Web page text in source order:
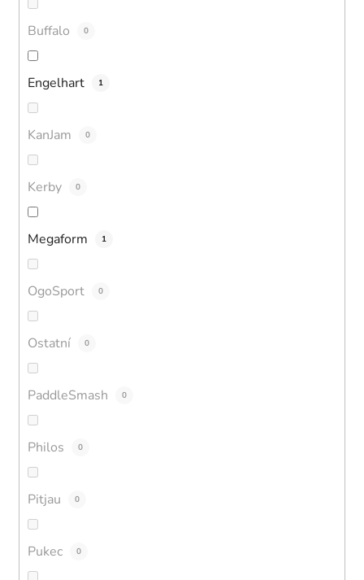
Buffalo 0
Engelhart 1
KanJam 0
Kerby 0
Megaform 1
OgoSport 0
Ostatní 0
PaddleSmash 0
Philos 0
Pitjau 0
Pukec 0